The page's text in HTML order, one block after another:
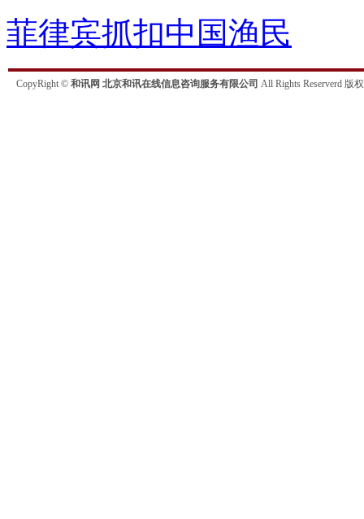
菲律宾抓扣中国渔民
CopyRight © 和讯网 北京和讯在线信息咨询服务有限公司 All Rights Reserverd 版